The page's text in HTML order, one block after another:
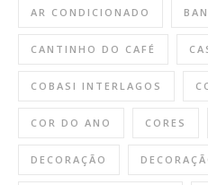
AR CONDICIONADO
CANTINHO DO CAFÉ
COBASI INTERLAGOS
COR DO ANO CORES
DECORAÇÃO